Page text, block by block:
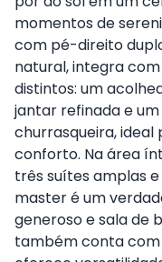
momentos de
com pé-direito
natural, integra
distintos: um
jantar refinada e
churrasqueira,
conforto. Na área
três suítes amplas
master é um
generoso e sala de
também conta